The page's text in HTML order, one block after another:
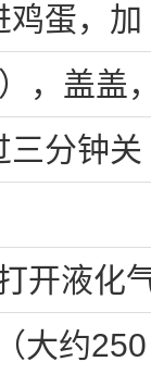
鸡蛋， 加
）， 盖盖 ，
三分钟关
开液化
（大约250